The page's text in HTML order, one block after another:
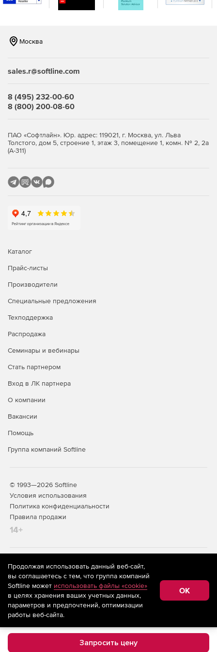
Запросить цену
Москва
sales.r@softline.com
8 (495) 232-00-60
8 (800) 200-08-60
ПАО «Софтлайн». Юр. адрес: 119021, г. Москва, ул. Льва
Толстого, дом 5, строение 1, этаж 3, помещение 1, комн. № 2, 2а
(А-311)
Каталог
Прайс-листы
Производители
Специальные предложения
Техподдержка
Распродажа
Семинары и вебинары
Стать партнером
Вход в ЛК партнера
О компании
Вакансии
Помощь
Группа компаний Softline
© 1993—2026 Softline
Условия использования
Политика конфиденциальности
Правила продажи
14+
На информационном ресурсе store.softline.ru применяются
рекомендательные технологии
(информационные технологии
предоставления информации на основе сбора,
систематизации и анализа сведений, относящихся к
предпочтениям пользователей сети «Интернет»,
находящихся на территории Российской Федерации)
Продолжая использовать данный веб-сайт,
вы соглашаетесь с тем, что группа компаний
Softline может использовать файлы «cookie»
в целях хранения ваших учетных данных,
параметров и предпочтений, оптимизации
работы веб-сайта.
OK